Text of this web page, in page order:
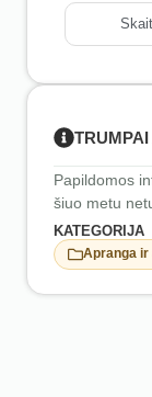
Papildomos
šiuo metu
KATEGORIJA
Apranga ir